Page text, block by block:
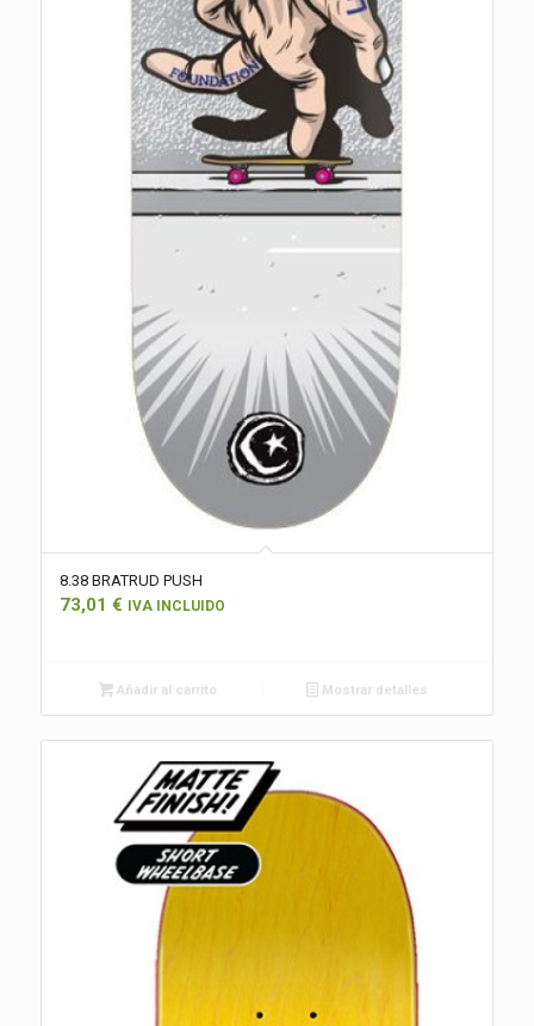
8.38 BRATRUD PUSH
73,01 € IVA INCLUIDO
Añadir al carrito Mostrar detalles